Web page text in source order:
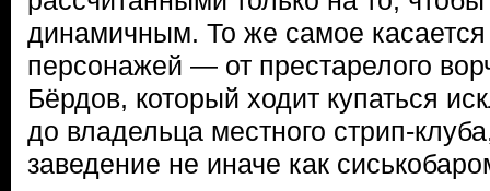
динамичным. То же самое
персонажей — от престарелого
Бёрдов, который ходит купаться
до владельца местного стрип-
заведение не иначе как